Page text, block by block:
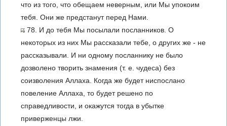
что из того, что обещаем неверным, или Мы упокоим
тебя. Они же предстанут перед Нами.
78. И до тебя Мы посылали посланников. О
некоторых из них Мы рассказали тебе, о других же - не
рассказывали. И ни одному посланнику не было
дозволено творить знамения (т. е. чудеса) без
соизволения Аллаха. Когда же будет ниспослано
повеление Аллаха, то будет решено по
справедливости, и окажутся тогда в убытке
приверженцы лжи.